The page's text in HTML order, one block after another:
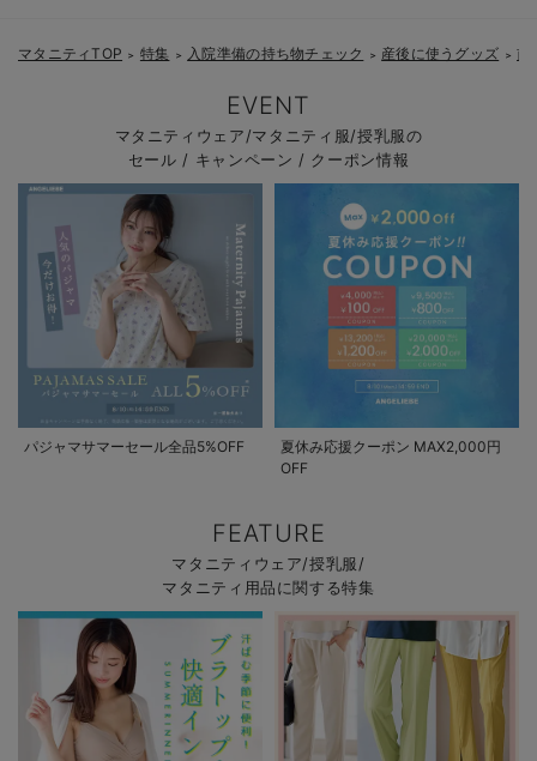
マタニティTOP ＞ 特集 ＞ 入院準備の持ち物チェック ＞ 産後に使うグッズ ＞ 前
EVENT
マタニティウェア/マタニティ服/授乳服の
セール / キャンペーン / クーポン情報
パジャマサマーセール全品5%OFF
夏休み応援クーポン MAX2,000円
OFF
FEATURE
マタニティウェア/授乳服/
マタニティ用品に関する特集